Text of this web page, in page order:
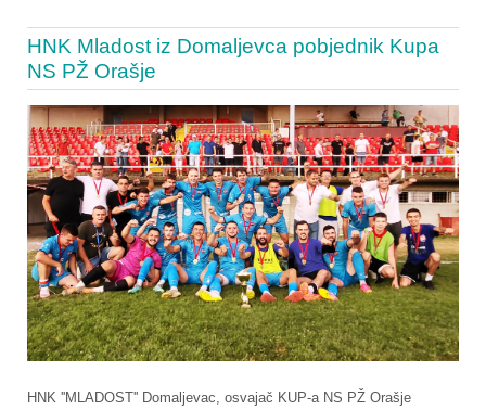
HNK Mladost iz Domaljevca pobjednik Kupa
NS PŽ Orašje
HNK ''MLADOST'' Domaljevac, osvajač KUP-a NS PŽ Orašje